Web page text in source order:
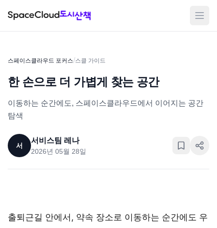
메뉴
스페이스클라우드 포커스/스클 가이드
한 손으로 더 가볍게 찾는 공간
이동하는 순간에도, 스페이스클라우드에서 이어지는 공간
탐색
서
서비스팀 레나
2026년 05월 28일
출퇴근길 안에서, 약속 장소로 이동하는 순간에도 우